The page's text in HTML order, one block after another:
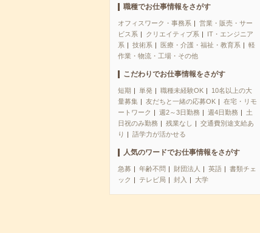
職種でお仕事情報をさがす
オフィスワーク・事務系
営業・販売・サー
ビス系
クリエイティブ系
IT・エンジニア
系
技術系 医療・介護・福祉・教育系
軽
作業・物流・工場・その他
こだわりでお仕事情報をさがす
短期 単発 職種未経験OK
10名以上の大
量募集
友だちと一緒の応募OK
在宅・リモ
ートワーク
週2～3日勤務 週4日勤務
土
日祝のみ勤務
残業なし
交通費別途支給あ
り
語学力が活かせる
人気のワードでお仕事情報をさがす
急募 年齢不問 財団法人 英語
書類チェ
ック
テレビ局 封入 大学